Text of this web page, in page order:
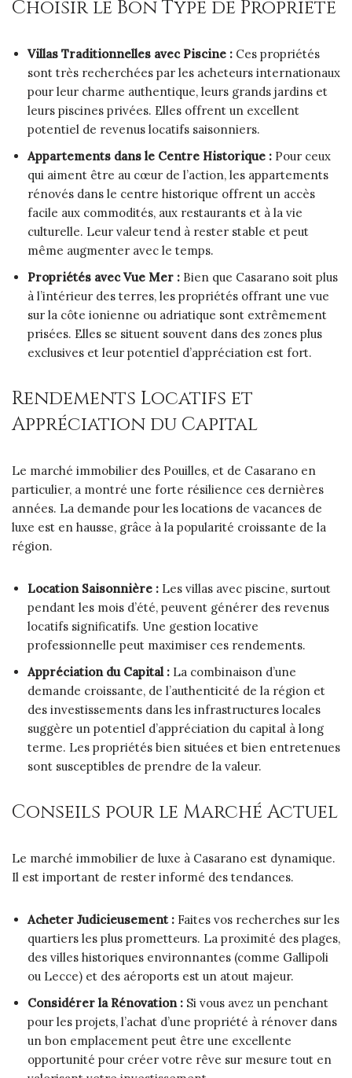
Choisir le Bon Type de Propriété
Villas Traditionnelles avec Piscine : Ces propriétés
sont très recherchées par les acheteurs internationaux
pour leur charme authentique, leurs grands jardins et
leurs piscines privées. Elles offrent un excellent
potentiel de revenus locatifs saisonniers.
Appartements dans le Centre Historique : Pour ceux
qui aiment être au cœur de l’action, les appartements
rénovés dans le centre historique offrent un accès
facile aux commodités, aux restaurants et à la vie
culturelle. Leur valeur tend à rester stable et peut
même augmenter avec le temps.
Propriétés avec Vue Mer : Bien que Casarano soit plus
à l’intérieur des terres, les propriétés offrant une vue
sur la côte ionienne ou adriatique sont extrêmement
prisées. Elles se situent souvent dans des zones plus
exclusives et leur potentiel d’appréciation est fort.
Rendements Locatifs et
Appréciation du Capital
Le marché immobilier des Pouilles, et de Casarano en
particulier, a montré une forte résilience ces dernières
années. La demande pour les locations de vacances de
luxe est en hausse, grâce à la popularité croissante de la
région.
Location Saisonnière : Les villas avec piscine, surtout
pendant les mois d’été, peuvent générer des revenus
locatifs significatifs. Une gestion locative
professionnelle peut maximiser ces rendements.
Appréciation du Capital : La combinaison d’une
demande croissante, de l’authenticité de la région et
des investissements dans les infrastructures locales
suggère un potentiel d’appréciation du capital à long
terme. Les propriétés bien situées et bien entretenues
sont susceptibles de prendre de la valeur.
Conseils pour le Marché Actuel
Le marché immobilier de luxe à Casarano est dynamique.
Il est important de rester informé des tendances.
Acheter Judicieusement : Faites vos recherches sur les
quartiers les plus prometteurs. La proximité des plages,
des villes historiques environnantes (comme Gallipoli
ou Lecce) et des aéroports est un atout majeur.
Considérer la Rénovation : Si vous avez un penchant
pour les projets, l’achat d’une propriété à rénover dans
un bon emplacement peut être une excellente
opportunité pour créer votre rêve sur mesure tout en